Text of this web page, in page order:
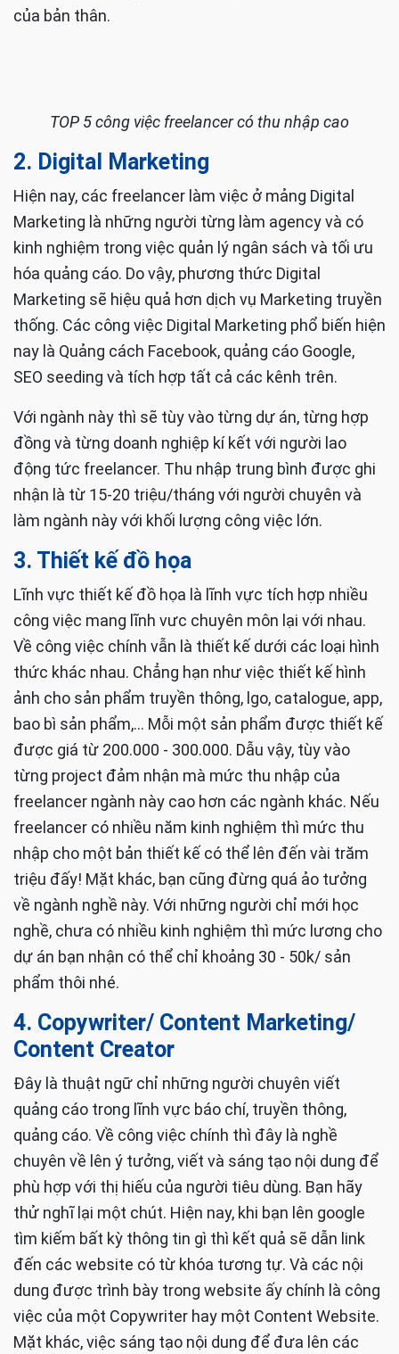
của bản thân.
TOP 5 công việc freelancer có thu nhập cao
2. Digital Marketing
Hiện nay, các freelancer làm việc ở mảng Digital
Marketing là những người từng làm agency và có
kinh nghiệm trong việc quản lý ngân sách và tối ưu
hóa quảng cáo. Do vậy, phương thức Digital
Marketing sẽ hiệu quả hơn dịch vụ Marketing truyền
thống. Các công việc Digital Marketing phổ biến hiện
nay là Quảng cách Facebook, quảng cáo Google,
Với ngành này thì sẽ tùy vào từng dự án, từng hợp
đồng và từng doanh nghiệp kí kết với người lao
động tức freelancer. Thu nhập trung bình được ghi
nhận là từ 15-20 triệu/tháng với người chuyên và
làm ngành này với khối lượng công việc lớn.
3. Thiết kế đồ họa
Lĩnh vực thiết kế đồ họa là lĩnh vực tích hợp nhiều
công việc mang lĩnh vưc chuyên môn lại với nhau.
Về công việc chính vẫn là thiết kế dưới các loại hình
thức khác nhau. Chẳng hạn như việc thiết kế hình
ảnh cho sản phẩm truyền thông, lgo, catalogue, app,
bao bì sản phẩm,... Mỗi một sản phẩm được thiết kế
được giá từ 200.000 - 300.000. Dẫu vậy, tùy vào
từng project đảm nhận mà mức thu nhập của
freelancer ngành này cao hơn các ngành khác. Nếu
freelancer có nhiều năm kinh nghiệm thì mức thu
nhập cho một bản thiết kế có thể lên đến vài trăm
triệu đấy! Mặt khác, bạn cũng đừng quá ảo tưởng
nghề, chưa có nhiều kinh nghiệm thì mức lương cho
dự án bạn nhận có thể chỉ khoảng 30 - 50k/ sản
phẩm thôi nhé.
4. Copywriter/ Content Marketing/
Content Creator
Đây là thuật ngữ chỉ những người chuyên viết
quảng cáo trong lĩnh vực báo chí, truyền thông,
quảng cáo. Về công việc chính thì đây là nghề
chuyên về lên ý tưởng, viết và sáng tạo nội dung để
phù hợp với thị hiếu của người tiêu dùng. Bạn hãy